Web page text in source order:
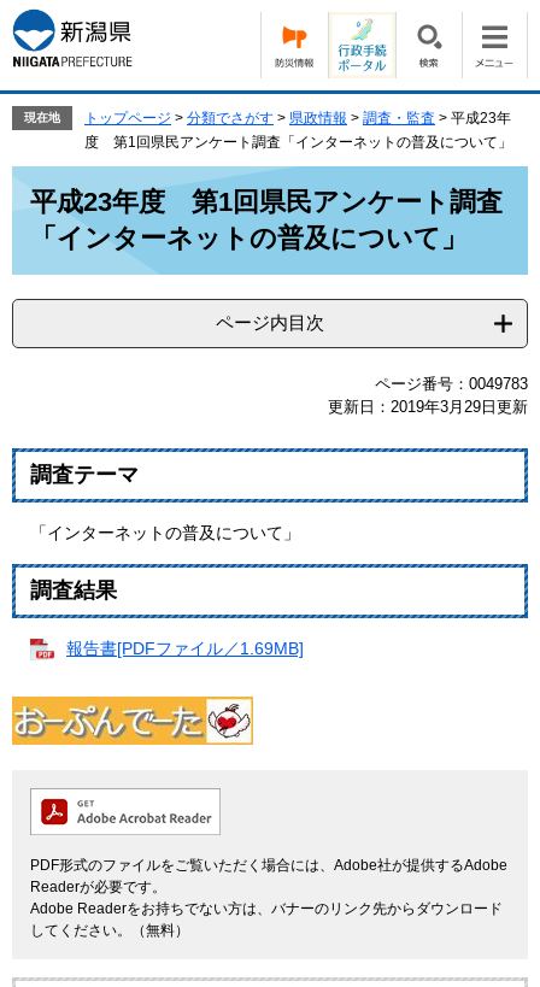
ー
ジ
の
で
す。
ニ
ュ
ー
ば
現在地 トップページ > 分類でさがす > 県政情報 > 調査・監査 > 平成23年
度 第1回県民アンケート調査「インターネットの普及について」
平成23年度 第1回県民アンケート調査
「インターネットの普及について」
ページ内目次
ページ番号：0049783
更新日：2019年3月29日更新
調査テーマ
「インターネットの普及について」
調査結果
報告書[PDFファイル／1.69MB]
PDF形式のファイルをご覧いただく場合には、Adobe社が提供するAdobe
Readerが必要です。
Adobe Readerをお持ちでない方は、バナーのリンク先からダウンロード
してください。（無料）